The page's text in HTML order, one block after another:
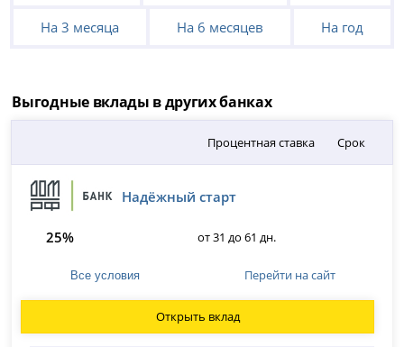
На 3 месяца На 6 месяцев На год
Выгодные вклады в других банках
Процентная ставка Срок
Надёжный старт
25% от 31 до 61 дн.
Все условия Перейти на сайт
Открыть вклад